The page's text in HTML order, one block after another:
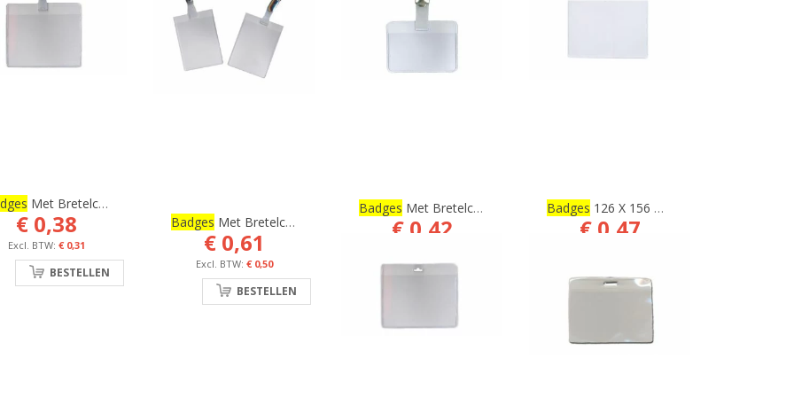
Met Bretelclip, 75 X 95 Mm, CREDITCARD FORMAAT
€ 0,38
€ 0,31
BESTELLEN
Badges Met Bretelclip, 65 X 95 Mm
€ 0,61
€ 0,50
BESTELLEN
Badges Met Bretelclip, 50 X 70 Mm
€ 0,42
Badges 126 X 156 Mm, A6
€ 0,47
BESTELLEN